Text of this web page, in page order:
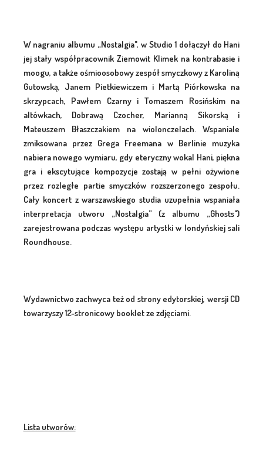
W nagraniu albumu „Nostalgia", w Studio 1 dołączył do Hani
jej stały współpracownik Ziemowit Klimek na kontrabasie i
moogu, a także ośmioosobowy zespół smyczkowy z Karoliną
Gutowską, Janem Pietkiewiczem i Martą Piórkowska na
skrzypcach, Pawłem Czarny i Tomaszem Rosińskim na
altówkach, Dobrawą Czocher, Marianną Sikorską i
Mateuszem Błaszczakiem na wiolonczelach. Wspaniale
zmiksowana przez Grega Freemana w Berlinie muzyka
nabiera nowego wymiaru, gdy eteryczny wokal Hani, piękna
gra i ekscytujące kompozycje zostają w pełni ożywione
przez rozległe partie smyczków rozszerzonego zespołu.
Cały koncert z warszawskiego studia uzupełnia wspaniała
interpretacja utworu „Nostalgia” (z albumu „Ghosts")
zarejestrowana podczas występu artystki w londyńskiej sali
Roundhouse.
Wydawnictwo zachwyca też od strony edytorskiej, wersji CD
towarzyszy 12-stronicowy booklet ze zdjęciami.
Lista utworów: